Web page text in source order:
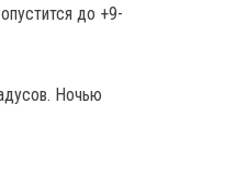
до +9-
Ночью